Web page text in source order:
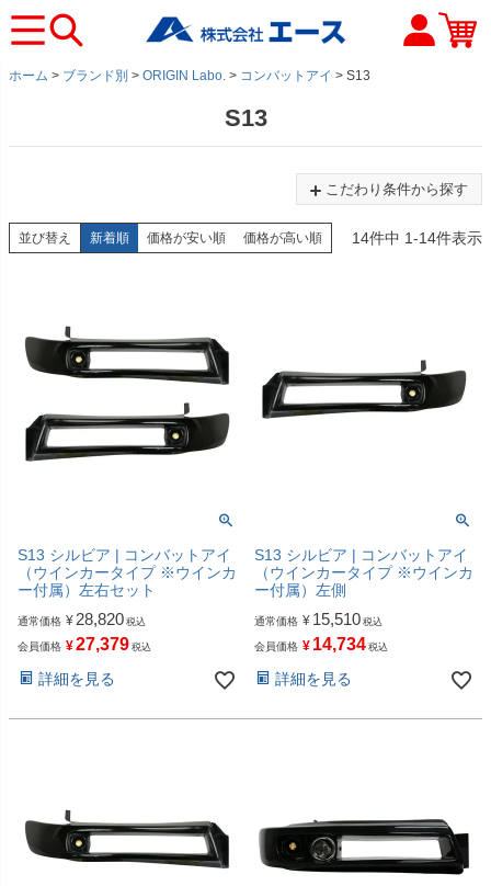
ホーム ブランド別 ORIGIN Labo. コンバットアイ S13
S13
こだわり条件から探す
並び替え 新着順 価格が安い順 価格が高い順 14件中 1-14件表示
S13 シルビア | コンバットアイ
（ウインカータイプ ※ウインカ
ー付属）左右セット
通常価格 ¥ 28,820 税込
会員価格 ¥27,379 税込
詳細を見る
S13 シルビア | コンバットアイ
（ウインカータイプ ※ウインカ
ー付属）左側
通常価格 ¥ 15,510 税込
会員価格 ¥ 14,734 税込
詳細を見る